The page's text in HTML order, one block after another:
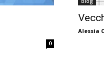
0
Alessia